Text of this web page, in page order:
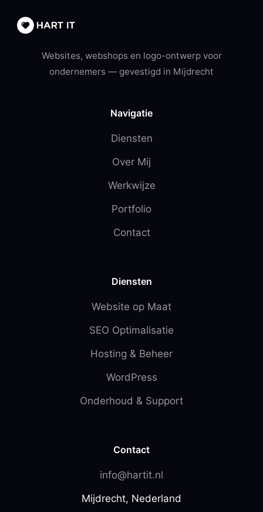
Websites, webshops en logo-ontwerp voor
ondernemers — gevestigd in Mijdrecht
Navigatie
Diensten
Over Mij
Werkwijze
Portfolio
Contact
Diensten
Website op Maat
SEO Optimalisatie
Hosting & Beheer
WordPress
Onderhoud & Support
Contact
info@hartit.nl
Mijdrecht, Nederland